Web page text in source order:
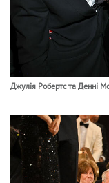
Джулія Робертс та Денні